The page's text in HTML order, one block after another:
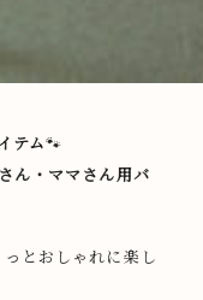
テム🐾
ん・ママさん用バ
とおしゃれに楽し